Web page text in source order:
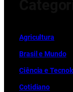
Agricultura
Brasil e Mundo
Ciência e
Cotidiano